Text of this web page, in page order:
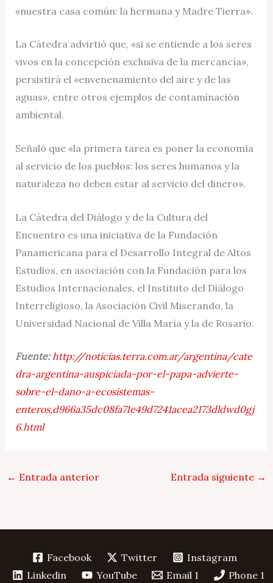
«nuestra casa común: la hermana y Madre Tierra».
La Cátedra advirtió que, «si se entiende a los seres
vivos en la concepción exclusiva de la mercancía»,
persistirá el «envenenamiento del aire y de las
aguas», entre otros ejemplos de contaminación
ambiental.
Señaló que «la primera tarea es poner la economía
al servicio de los pueblos: los seres humanos y la
naturaleza no deben estar al servicio del dinero».
La Cátedra del Diálogo y de la Cultura del
Encuentro es una iniciativa de la Fundación
Panamericana para el Desarrollo Integral de Altos
Estudios, en asociación con la Fundación para los
Estudios Internacionales, el Instituto del Diálogo
Interreligioso, la Asociación Civil Miserando, la
Universidad Nacional de Villa María y la de Rosario.
Fuente: http://noticias.terra.com.ar/argentina/cate
dra-argentina-auspiciada-por-el-papa-advierte-
sobre-el-dano-a-ecosistemas-
enteros,d966a35dc08fa71e49d7241acea2173dldwd0gj
6.html
← Entrada anterior Entrada siguiente →
Facebook Twitter
Instagram
Linkedin
YouTube Email 1 Phone 1